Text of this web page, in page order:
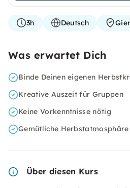
3h Deutsch
Was erwartet Dich
Binde Deinen eigenen
Kreative Auszeit für Gruppen
Keine Vorkenntnisse nötig
Gemütliche Herbstatmosphäre
Über diesen Kurs